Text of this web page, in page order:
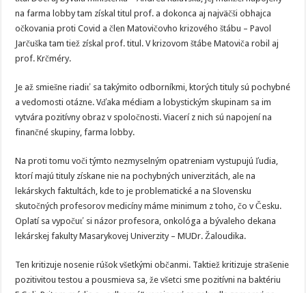
na farma lobby tam získal titul prof. a dokonca aj najväčši obhajca
očkovania proti Covid a člen Matovičovho krizového štábu – Pavol
Jarčuška tam tiež získal prof. titul. V krizovom štábe Matoviča robil aj
prof. Krčméry.
Je až smiešne riadiť sa takýmito odborníkmi, ktorých tituly sú pochybné
a vedomosti otázne. Vďaka médiam a lobystickým skupinam sa im
vytvára pozitívny obraz v spoločnosti. Viacerí z nich sú napojení na
finančné skupiny, farma lobby.
Na proti tomu voči týmto nezmyselným opatreniam vystupujú ľudia,
ktorí majú tituly získane nie na pochybných univerzitách, ale na
lekárskych faktultách, kde to je problematické a na Slovensku
skutočných profesorov medicíny máme minimum z toho, čo v Česku.
Oplatí sa vypočuť si názor profesora, onkológa a bývaleho dekana
lekárskej fakulty Masarykovej Univerzity – MUDr. Žaloudika.
Ten kritizuje nosenie rúšok všetkými občanmi. Taktiež kritizuje strašenie
pozitivitou testou a pousmieva sa, že všetci sme pozitívni na baktériu